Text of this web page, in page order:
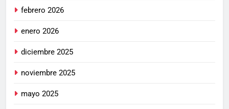
febrero 2026
enero 2026
diciembre 2025
noviembre 2025
mayo 2025